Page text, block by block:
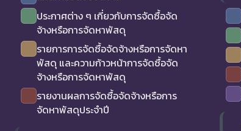
ประกาศต่าง ๆ เกี่ยวกับการจัดซื้อจัด
จ้างหรือการจัดหาพัสดุ
รายการการจัดซื้อจัดจ้างหรือการจัดหา
พัสดุ และความก้าวหน้าการจัดซื้อจัด
จ้างหรือการจัดหาพัสดุ
รายงานผลการจัดซื้อจัดจ้างหรือการ
จัดหาพัสดุประจำปี